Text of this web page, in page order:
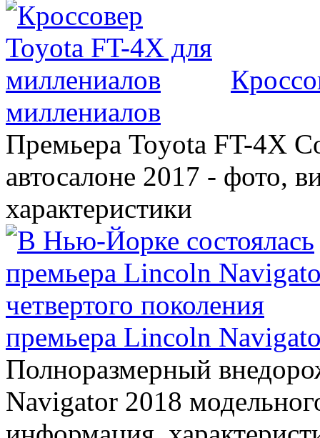
миллениалов
Премьера Toyota FT-4X
автосалоне 2017 - фото,
характеристики
премьера Lincoln
Полноразмерный
Navigator 2018